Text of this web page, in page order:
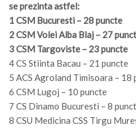
se prezinta astfel:
1 CSM Bucuresti – 28 puncte
2 CSM Volei Alba Blaj – 27
3 CSM Targoviste – 23 puncte
4 CS Stiinta Bacau – 21 puncte
5 ACS Agroland Timisoara – 18
6 CSM Lugoj – 10 puncte
7 CS Dinamo Bucuresti – 8
8 CSU Medicina CSS Tirgu